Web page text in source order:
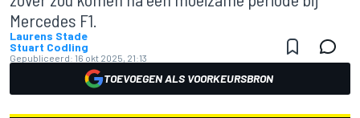
Mercedes F1.
Laurens Stade
Stuart Codling
Gepubliceerd: 16 okt 2025, 21:13
TOEVOEGEN ALS VOORKEURSBRON